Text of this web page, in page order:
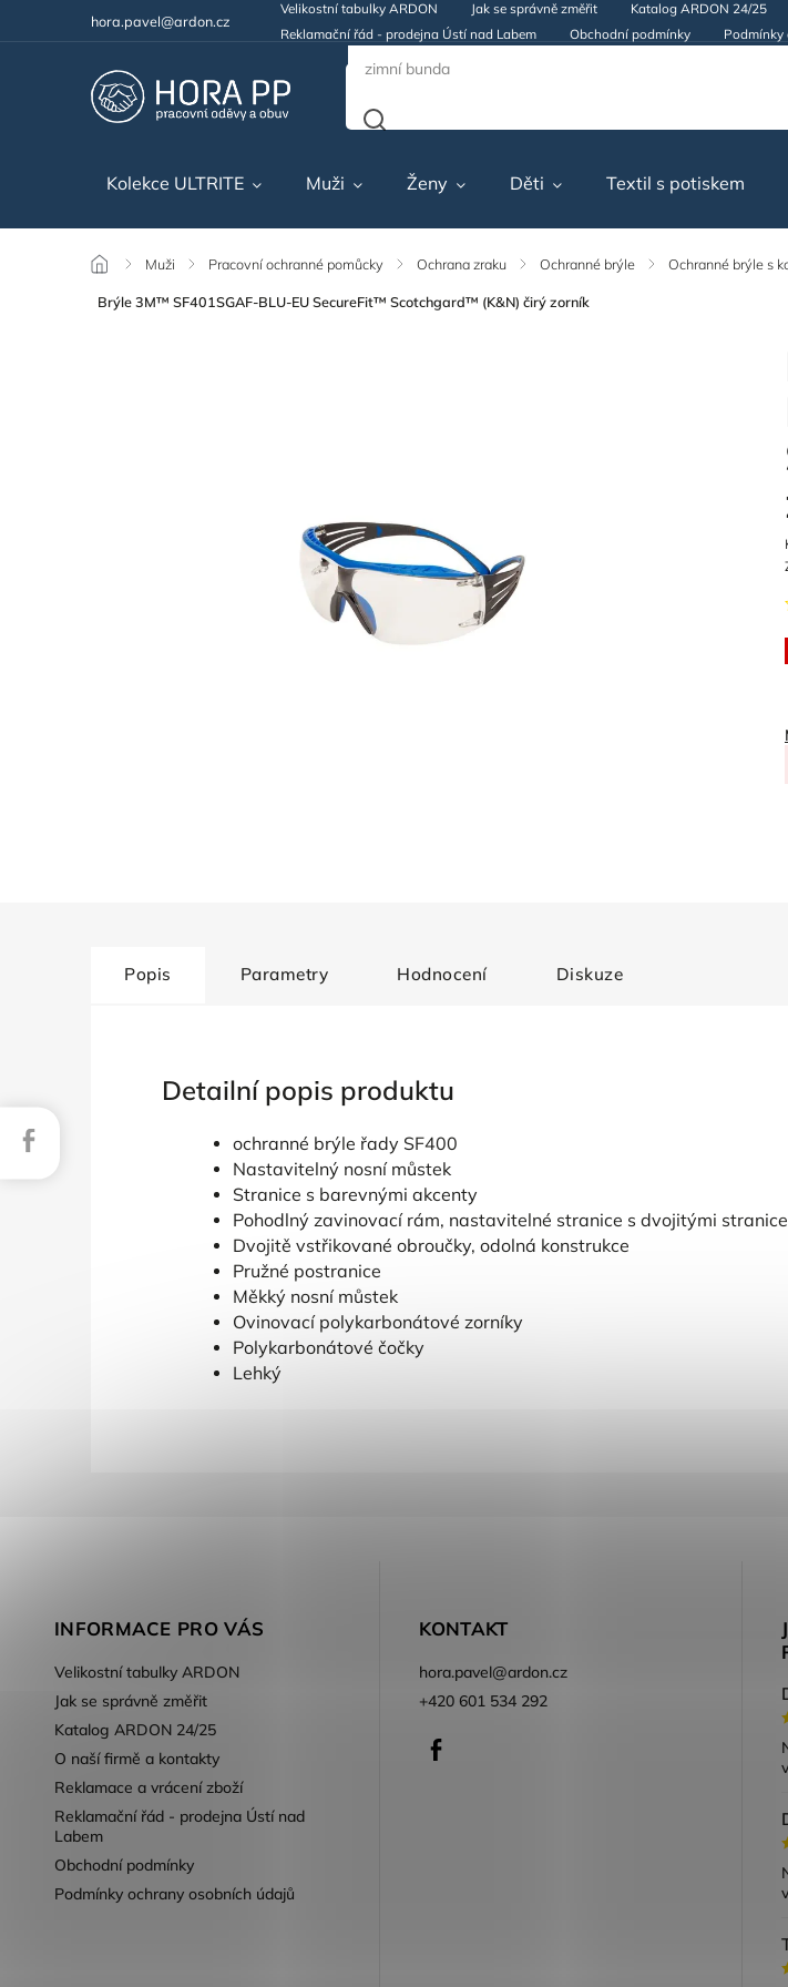
hora.pavel@ardon.cz
Velikostní tabulky ARDON Jak se správně změřit Katalog ARDON 24/25
Reklamační řád - prodejna Ústí nad Labem
Obchodní podmínky Podmínky
Kolekce ULTRITE Muži Ženy Děti Textil s potiskem
/ Muži / Pracovní ochranné pomůcky / Ochrana zraku / Ochranné brýle / Ochranné brýle s
Brýle 3M™ SF401SGAF-BLU-EU SecureFit™ Scotchgard™ (K&N) čirý zorník
Popis Parametry Hodnocení Diskuze
Detailní popis produktu
ochranné brýle řady SF400
Nastavitelný nosní můstek
Stranice s barevnými akcenty
Pohodlný zavinovací rám, nastavitelné stranice s dvojitými
Dvojitě vstřikované obroučky, odolná konstrukce
Pružné postranice
Měkký nosní můstek
Ovinovací polykarbonátové zorníky
Polykarbonátové čočky
Lehký
INFORMACE PRO VÁS
Velikostní tabulky ARDON
Jak se správně změřit
Katalog ARDON 24/25
O naší firmě a kontakty
Reklamace a vrácení zboží
Reklamační řád - prodejna Ústí nad
Labem
Obchodní podmínky
Podmínky ochrany osobních údajů
KONTAKT
hora.pavel@ardon.cz
+420 601 534 292